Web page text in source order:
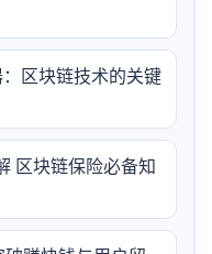
区块链技术的关键
区块链保险必备知